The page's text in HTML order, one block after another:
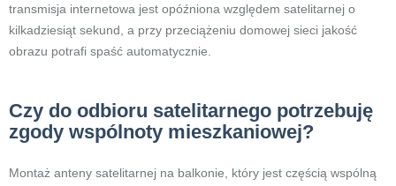
transmisja internetowa jest opóźniona względem satelitarnej o
kilkadziesiąt sekund, a przy przeciążeniu domowej sieci jakość
obrazu potrafi spaść automatycznie.
Czy do odbioru satelitarnego potrzebuję
zgody wspólnoty mieszkaniowej?
Montaż anteny satelitarnej na balkonie, który jest częścią wspólną